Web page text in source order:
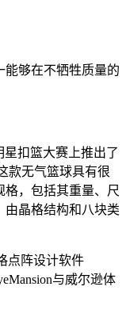
能够在不牺牲质量的
星扣篮大赛上推出了
款无气篮球具有很
格，包括其重量、尺
由晶格结构和八块类
点阵设计软件
与威尔逊体